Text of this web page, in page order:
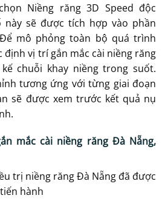
Niềng răng 3D Speed độc
này sẽ được tích hợp vào phần
mô phỏng toàn bộ quá trình
định vị trí gắn mắc cài niềng răng
chuỗi khay niềng trong suốt.
tương ứng với từng giai đoạn
sẽ được xem trước kết quả nụ
mắc cài niềng răng Đà Nẵng,
trị niềng răng Đà Nẵng đã được
hành